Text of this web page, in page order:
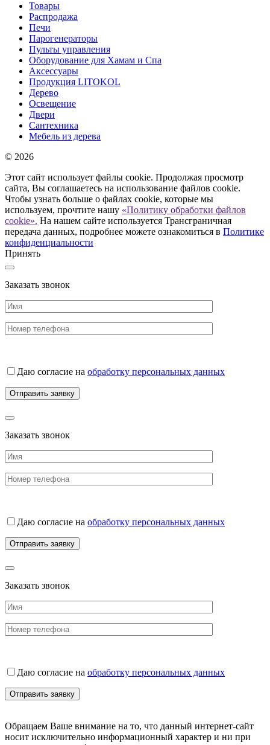
Товары
Распродажа
Печи
Парогенераторы
Пульты управления
Оборудование для Хамам и Спа
Аксессуары
Продукция LITOKOL
Дерево
Освещение
Двери
Сантехника
Мебель из дерева
© 2026
Этот сайт использует файлы cookie. Продолжая просмотр
сайта, Вы соглашаетесь на использование файлов cookie.
Чтобы узнать больше о файлах cookie, которые мы
используем, прочтите нашу «Политику обработки файлов
cookie». На нашем сайте используется Трансграничная
передача данных, подробнее можете ознакомиться в Политике
конфиденциальности
Принять
Заказать звонок
Даю согласие на обработку персональных данных
Заказать звонок
Даю согласие на обработку персональных данных
Заказать звонок
Даю согласие на обработку персональных данных
Обращаем Ваше внимание на то, что данный интернет-сайт
носит исключительно информационный характер и ни при